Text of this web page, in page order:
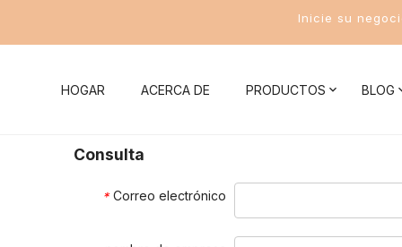
Inicie su
HOGAR ACERCA DE PRODUCTOS
Mujer traje de baño
BLOG
Noticias de la Industria
Consulta
* Correo electrónico